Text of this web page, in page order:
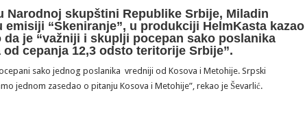
Narodnoj skupštini Republike Srbije, Miladin
“Skeniranje”, u produkciji HelmKasta kazao
da je “važniji i skuplji pocepan sako poslanika
cepanja 12,3 odsto teritorije Srbije”.
sako jednog poslanika vredniji od Kosova i Metohije. Srpski
jednom zasedao o pitanju Kosova i Metohije”, rekao je Ševarlić.